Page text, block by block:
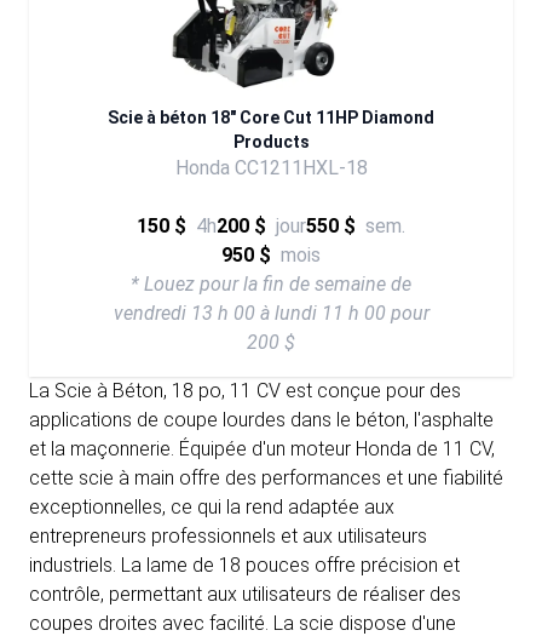
Scie à béton 18" Core Cut 11HP Diamond
Products
Honda CC1211HXL-18
150 $ 4h200 $ jour550 $ sem.
950 $ mois
* Louez pour la fin de semaine de
vendredi 13 h 00 à lundi 11 h 00 pour
200 $
La Scie à Béton, 18 po, 11 CV est conçue pour des
applications de coupe lourdes dans le béton, l'asphalte
et la maçonnerie. Équipée d'un moteur Honda de 11 CV,
cette scie à main offre des performances et une fiabilité
exceptionnelles, ce qui la rend adaptée aux
entrepreneurs professionnels et aux utilisateurs
industriels. La lame de 18 pouces offre précision et
contrôle, permettant aux utilisateurs de réaliser des
coupes droites avec facilité. La scie dispose d'une